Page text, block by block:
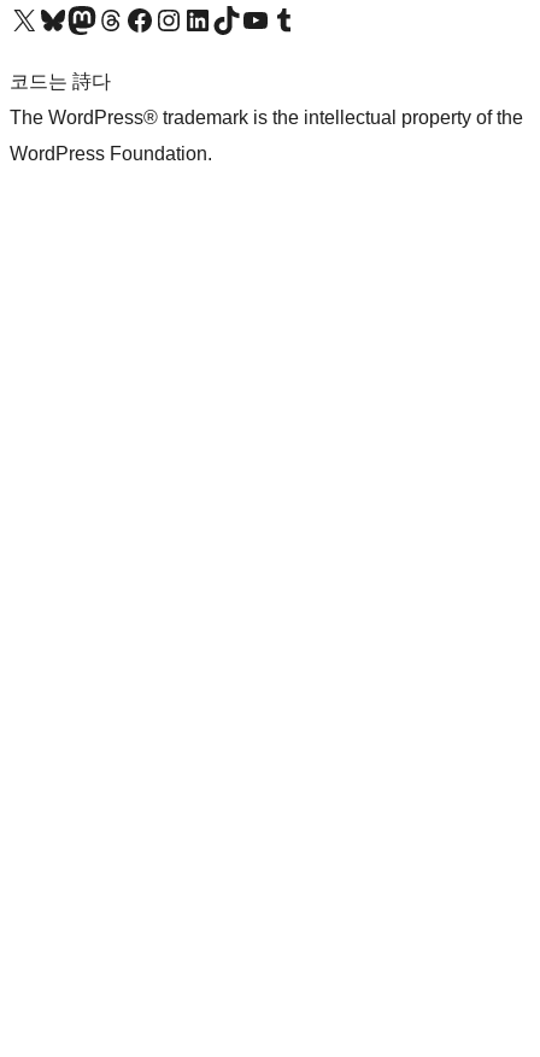
X(이전 트위터) 계정 방문하기블루스카이 계정 방문하기마스토돈 계정 방문하기스레드 계정 방문하기 페이스북 페이지 방문하기인스타그램 계정 방문하기 LinkedIn 계정 방문하기틱톡 계정 방문하기유튜브 채널 방문하기 텀블러 계정 방문하기
코드는 詩다
The WordPress® trademark is the intellectual property of the
WordPress Foundation.